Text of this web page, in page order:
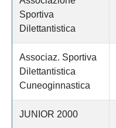
Sportiva
Dilettantistica
Associaz. Sportiva
Dilettantistica
Cuneoginnastica
JUNIOR 2000